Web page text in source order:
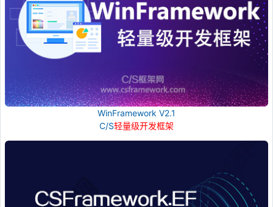
WinFramework V2.1
C/S轻量级开发框架